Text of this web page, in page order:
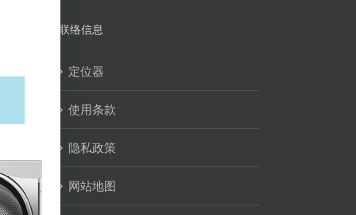
联络信息
定位器
使用条款
隐私政策
网站地图